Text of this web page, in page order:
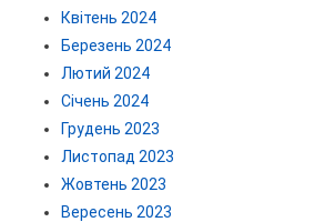
Квітень 2024
Березень 2024
Лютий 2024
Січень 2024
Грудень 2023
Листопад 2023
Жовтень 2023
Вересень 2023